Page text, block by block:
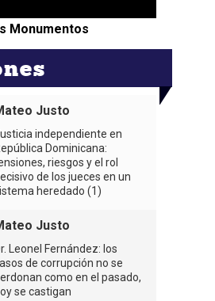
Monumentos
Justo
independiente en
Dominicana:
riesgos y el rol
de los jueces en un
heredado (1)
Justo
Leonel Fernández: los
de corrupción no se
como en el pasado,
se castigan